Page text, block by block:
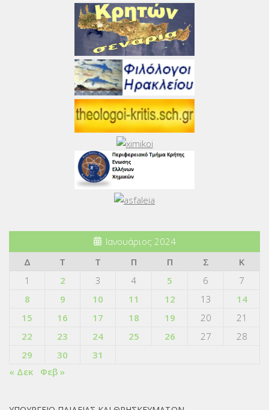
Ιανουάριος 2024
Δ
Τ Τ Π Π Σ
Κ
1
2 3 4 5 6
7
8
9 10 11 12 13
14
15
16 17 18 19 20
21
22
23 24 25 26 27
28
29
30
31
« Δεκ
Φεβ »